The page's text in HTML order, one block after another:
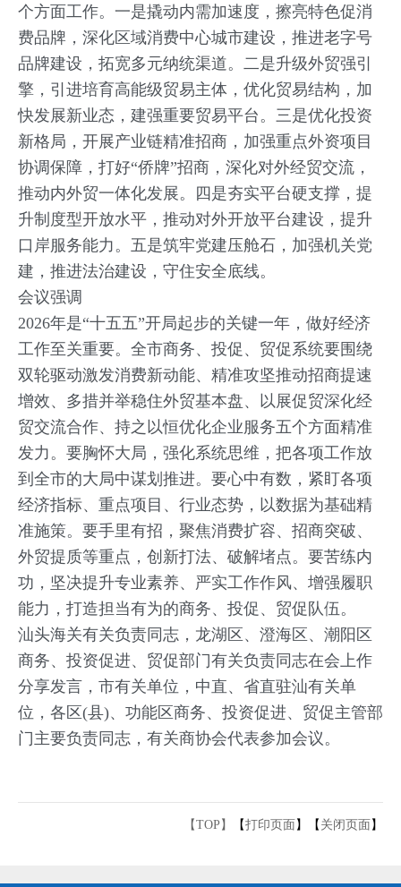
个方面工作。一是撬动内需加速度，擦亮特色促消
费品牌，深化区域消费中心城市建设，推进老字号
品牌建设，拓宽多元纳统渠道。二是升级外贸强引
擎，引进培育高能级贸易主体，优化贸易结构，加
快发展新业态，建强重要贸易平台。三是优化投资
新格局，开展产业链精准招商，加强重点外资项目
协调保障，打好“侨牌”招商，深化对外经贸交流，
推动内外贸一体化发展。四是夯实平台硬支撑，提
升制度型开放水平，推动对外开放平台建设，提升
口岸服务能力。五是筑牢党建压舱石，加强机关党
建，推进法治建设，守住安全底线。
会议强调
2026年是“十五五”开局起步的关键一年，做好经济
工作至关重要。全市商务、投促、贸促系统要围绕
双轮驱动激发消费新动能、精准攻坚推动招商提速
增效、多措并举稳住外贸基本盘、以展促贸深化经
贸交流合作、持之以恒优化企业服务五个方面精准
发力。要胸怀大局，强化系统思维，把各项工作放
到全市的大局中谋划推进。要心中有数，紧盯各项
经济指标、重点项目、行业态势，以数据为基础精
准施策。要手里有招，聚焦消费扩容、招商突破、
外贸提质等重点，创新打法、破解堵点。要苦练内
功，坚决提升专业素养、严实工作作风、增强履职
能力，打造担当有为的商务、投促、贸促队伍。
汕头海关有关负责同志，龙湖区、澄海区、潮阳区
商务、投资促进、贸促部门有关负责同志在会上作
分享发言，市有关单位，中直、省直驻汕有关单
位，各区(县)、功能区商务、投资促进、贸促主管部
门主要负责同志，有关商协会代表参加会议。
【TOP】 【打印页面 】【 关闭页面 】